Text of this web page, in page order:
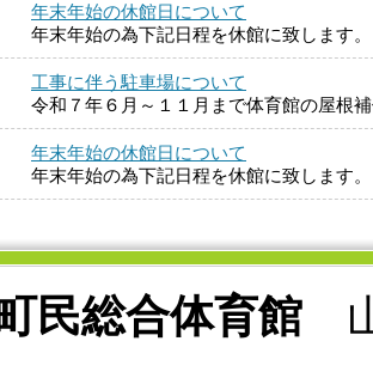
年末年始の休館日について
年末年始の為下記日程を休館に致します
工事に伴う駐車場について
令和７年６月～１１月まで体育館の屋根
年末年始の休館日について
年末年始の為下記日程を休館に致します
民総合体育館